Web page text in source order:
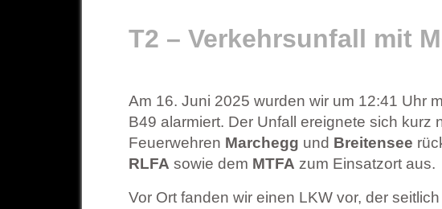
T2 – Verkehrsunfall mit
Am 16. Juni 2025 wurden wir um 12:41 Uhr
B49 alarmiert. Der Unfall ereignete sich
Feuerwehren Marchegg und Breitensee
RLFA sowie dem MTFA zum Einsatzort aus.
Vor Ort fanden wir einen LKW vor, der